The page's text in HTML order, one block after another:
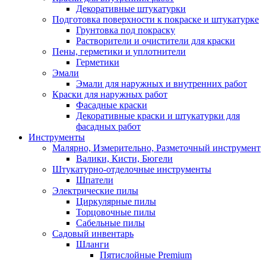
Декоративные штукатурки
Подготовка поверхности к покраске и штукатурке
Грунтовка под покраску
Растворители и очистители для краски
Пены, герметики и уплотнители
Герметики
Эмали
Эмали для наружных и внутренних работ
Краски для наружных работ
Фасадные краски
Декоративные краски и штукатурки для
фасадных работ
Инструменты
Малярно, Измерительно, Разметочный инструмент
Валики, Кисти, Бюгели
Штукатурно-отделочные инструменты
Шпатели
Электрические пилы
Циркулярные пилы
Торцовочные пилы
Сабельные пилы
Садовый инвентарь
Шланги
Пятислойные Premium